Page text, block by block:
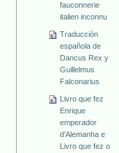
fauconnerie
italien inconnu
Traducción
española de
Dancus Rex y
Guillelmus
Falconarius
Livro que fez
Enrique
emperador
d'Alemanha e
Livro que fez o